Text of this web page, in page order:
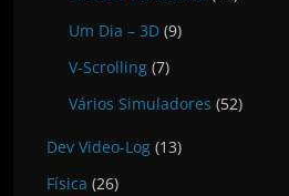
Um Dia – 3D (9)
V-Scrolling (7)
Vários Simuladores (52)
Dev Video-Log (13)
Física (26)